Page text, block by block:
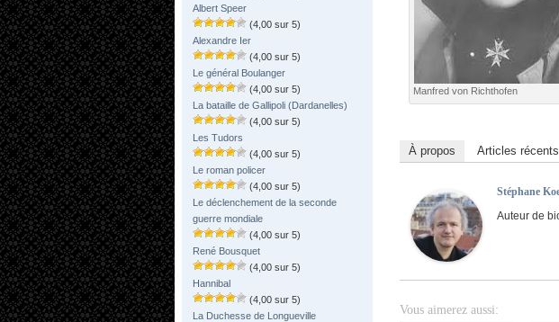
Albert Speer
(4,00 sur 5)
Alexandre Ier
(4,00 sur 5)
Le général Boulanger
(4,00 sur 5)
La bataille de Gallipoli (Dardanelles)
(4,00 sur 5)
Les Tudors
(4,00 sur 5)
Le roman policer
(4,00 sur 5)
Le déclenchement de la seconde
guerre mondiale
(4,00 sur 5)
René Bousquet
(4,00 sur 5)
Hannibal
(4,00 sur 5)
La Duchesse de Longueville
Manfred von Richthofen
À propos Articles récents
Stéphane
Auteur de
Vous aimerez aussi: